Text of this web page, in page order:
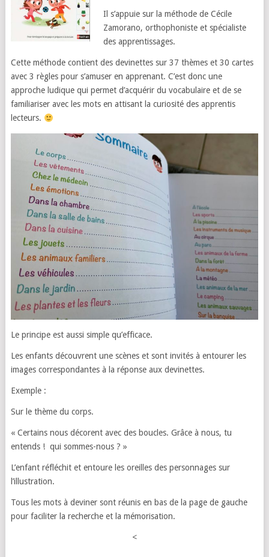
Il s’appuie sur la méthode de Cécile
Zamorano, orthophoniste et spécialiste
des apprentissages.
Cette méthode contient des devinettes sur 37 thèmes et 30 cartes
avec 3 règles pour s’amuser en apprenant. C’est donc une
approche ludique qui permet d’acquérir du vocabulaire et de se
familiariser avec les mots en attisant la curiosité des apprentis
lecteurs.
Le principe est aussi simple qu’efficace.
Les enfants découvrent une scènes et sont invités à entourer les
images correspondantes à la réponse aux devinettes.
Exemple :
Sur le thème du corps.
« Certains nous décorent avec des boucles. Grâce à nous, tu
entends ! qui sommes-nous ? »
L’enfant réfléchit et entoure les oreilles des personnages sur
l’illustration.
Tous les mots à deviner sont réunis en bas de la page de gauche
pour faciliter la recherche et la mémorisation.
<